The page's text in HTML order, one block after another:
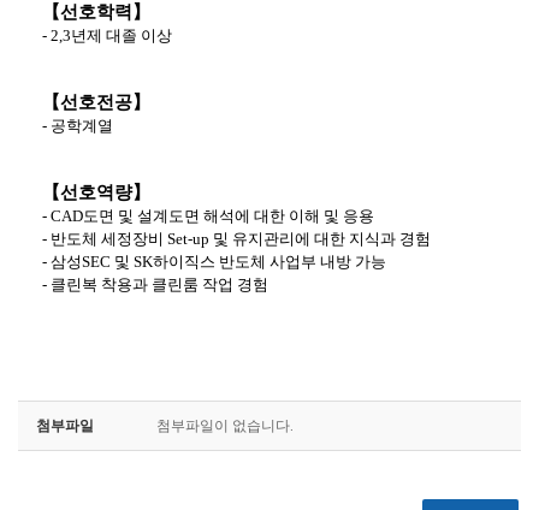
【선호학력】
- 2,3년제 대졸 이상
【선호전공】
- 공학계열
【선호역량】
- CAD도면 및 설계도면 해석에 대한 이해 및 응용
- 반도체 세정장비 Set-up 및 유지관리에 대한 지식과 경험
- 삼성SEC 및 SK하이직스 반도체 사업부 내방 가능
- 클린복 착용과 클린룸 작업 경험
첨부파일 첨부파일이 없습니다.